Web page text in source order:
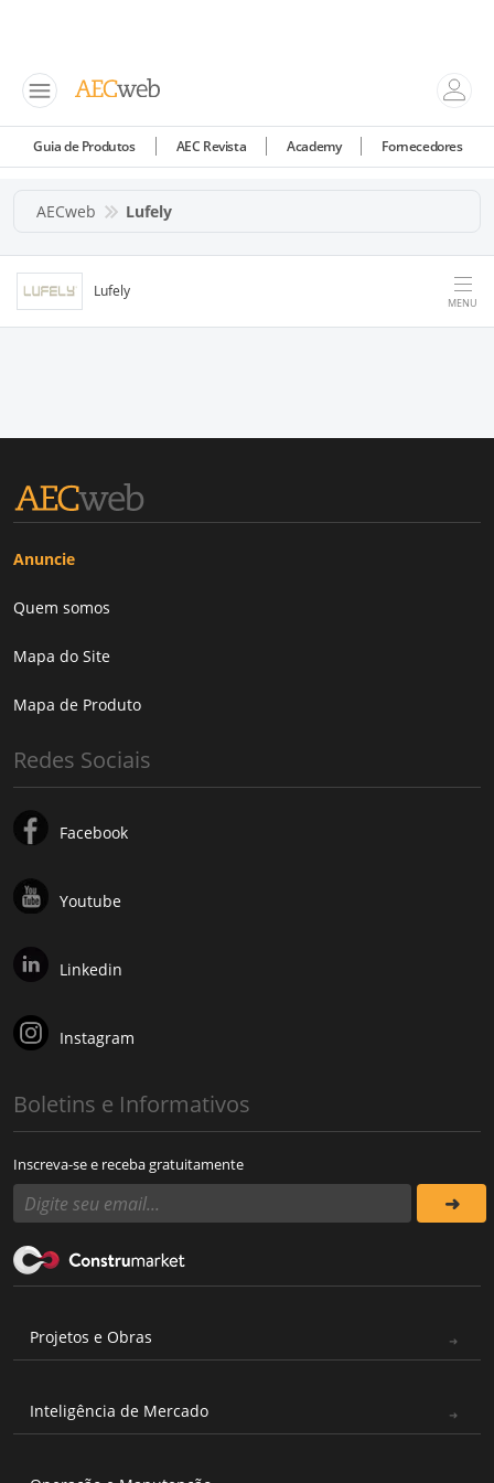
Guia de Produtos AEC Revista Academy Fornecedores
AECweb Lufely
Lufely
MENU
Anuncie
Quem somos
Mapa do Site
Mapa de Produto
Redes Sociais
Facebook
Youtube
Linkedin
Instagram
Boletins e Informativos
Inscreva-se e receba gratuitamente
Projetos e Obras
Inteligência de Mercado